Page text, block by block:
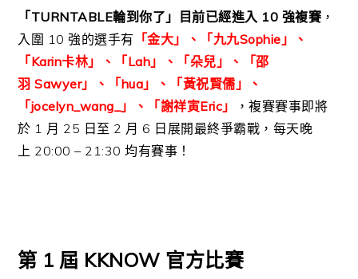
「TURNTABLE輪到你了」目前已經進入 10 強複賽 ，
入圍 10強的選手有 「金大」、「九九Sophie 」、
「Karin卡林」、「Lah 」、「朵兒」、「邵
羽 Sawyer」、「hua 」、「黃祝賢儒」、
「jocelyn_wang_」、「謝祥寅Eric 」
，複賽賽事即將
於 1 月 25 日至 2 月 6 日展開最終爭霸戰，每天晚
上 20:00 – 21:30均有賽事！
第 1 屆 KKNOW 官方比賽